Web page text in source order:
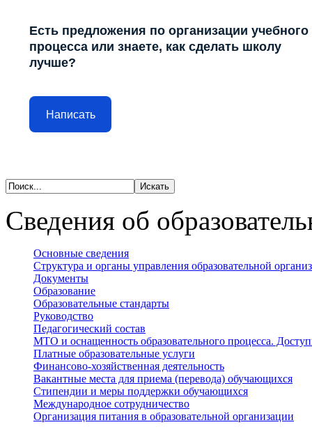
Есть предложения по организации учебного
процесса или знаете, как сделать школу
лучше?
Написать
Сведения об
Основные сведения
Структура и органы управления образовательной
Документы
Образование
Образовательные стандарты
Руководство
Педагогический состав
МТО и оснащенность образовательного процесса.
Платные образовательные услуги
Финансово-хозяйственная деятельность
Вакантные места для приема (перевода) обучающихся
Стипендии и меры поддержки обучающихся
Международное сотрудничество
Организация питания в образовательной организации